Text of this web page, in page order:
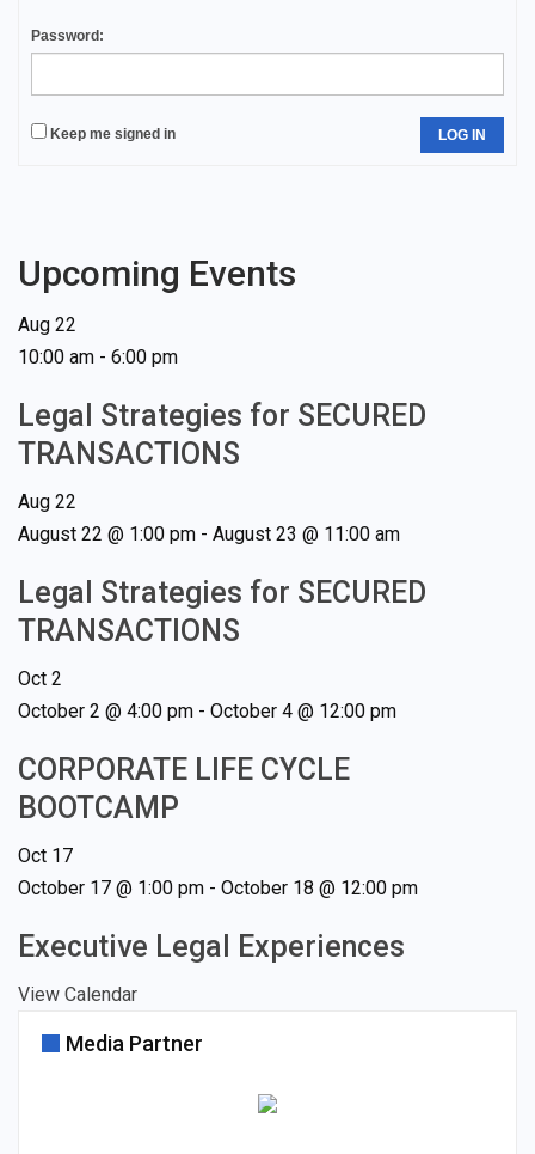
Password:
Keep me signed in LOG IN
Upcoming Events
Aug 22
10:00 am - 6:00 pm
Legal Strategies for SECURED
TRANSACTIONS
Aug 22
August 22 @ 1:00 pm - August 23 @ 11:00 am
Legal Strategies for SECURED
TRANSACTIONS
Oct 2
October 2 @ 4:00 pm - October 4 @ 12:00 pm
CORPORATE LIFE CYCLE
BOOTCAMP
Oct 17
October 17 @ 1:00 pm - October 18 @ 12:00 pm
Executive Legal Experiences
View Calendar
Media Partner